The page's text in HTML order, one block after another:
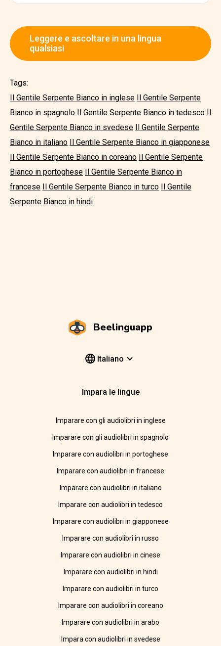
Leggere e ascoltare in una lingua
qualsiasi
Tags:
Il Gentile Serpente Bianco in inglese Il Gentile Serpente
Bianco in spagnolo Il Gentile Serpente Bianco in tedesco Il
Gentile Serpente Bianco in svedese Il Gentile Serpente
Bianco in italiano Il Gentile Serpente Bianco in giapponese
Il Gentile Serpente Bianco in coreano Il Gentile Serpente
Bianco in portoghese Il Gentile Serpente Bianco in
francese Il Gentile Serpente Bianco in turco Il Gentile
Serpente Bianco in hindi
Beelinguapp
Italiano
Impara le lingue
Imparare con gli audiolibri in inglese
Imparare con gli audiolibri in spagnolo
Imparare con audiolibri in portoghese
Imparare con audiolibri in francese
Imparare con audiolibri in italiano
Imparare con audiolibri in tedesco
Imparare con audiolibri in giapponese
Imparare con audiolibri in russo
Imparare con audiolibri in cinese
Imparare con audiolibri in hindi
Imparare con audiolibri in turco
Imparare con audiolibri in coreano
Imparare con audiolibri in arabo
Impara con audiolibri in svedese